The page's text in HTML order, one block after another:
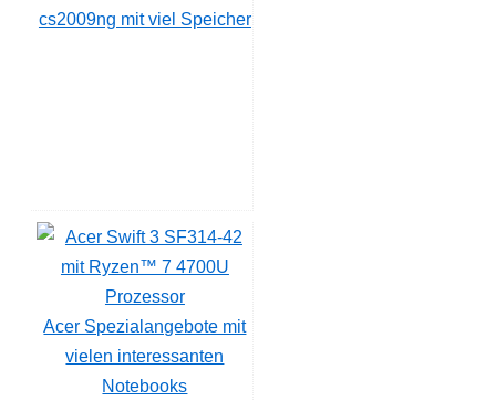
cs2009ng mit viel Speicher
Acer Spezialangebote mit
vielen interessanten
Notebooks